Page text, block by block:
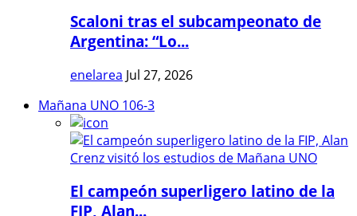
Scaloni tras el subcampeonato de
Argentina: “Lo...
enelarea Jul 27, 2026
Mañana UNO 106-3
El campeón superligero latino de la
FIP, Alan...